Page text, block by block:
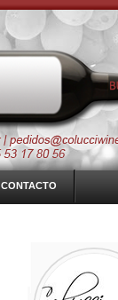
CONTACTO